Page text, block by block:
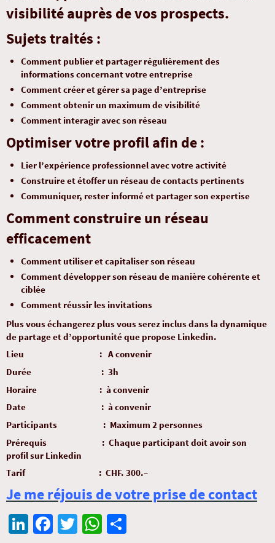
visibilité auprès de vos prospects.
Sujets traités :
Comment publier et partager régulièrement des
informations concernant votre entreprise
Comment créer et gérer sa page d’entreprise
Comment obtenir un maximum de visibilité
Comment interagir avec son réseau
Optimiser votre profil afin de :
Lier l’expérience professionnel avec votre activité
Construire et étoffer un réseau de contacts pertinents
Communiquer, rester informé et partager son expertise
Comment construire un réseau
efficacement
Comment utiliser et capitaliser son réseau
Comment développer son réseau de manière cohérente et
ciblée
Comment réussir les invitations
Plus vous échangerez plus vous serez inclus dans la dynamique
de partage et d’opportunité que propose Linkedin.
Lieu : A convenir
Durée : 3h
Horaire : à convenir
Date : à convenir
Participants : Maximum 2 personnes
Prérequis : Chaque participant doit avoir son
profil sur Linkedin
Tarif : CHF. 300.–
Je me réjouis de votre prise de contact
Li Fa T
W